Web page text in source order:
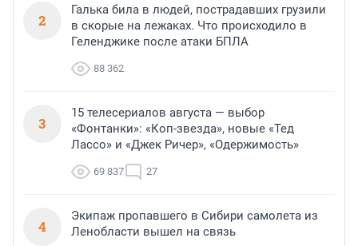
2
Галька била в людей, пострадавших грузили
в скорые на лежаках. Что происходило в
Геленджике после атаки БПЛА
88 362
3
15 телесериалов августа — выбор
«Фонтанки»: «Коп-звезда», новые «Тед
Лассо» и «Джек Ричер», «Одержимость»
69 837 27
4
Экипаж пропавшего в Сибири самолета из
Ленобласти вышел на связь